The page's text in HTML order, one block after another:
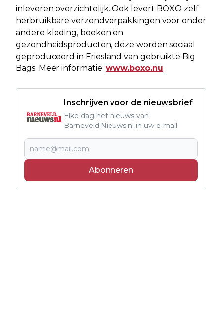
inleveren overzichtelijk. Ook levert BOXO zelf
herbruikbare verzendverpakkingen voor onder
andere kleding, boeken en
gezondheidsproducten, deze worden sociaal
geproduceerd in Friesland van gebruikte Big
Bags. Meer informatie: www.boxo.nu.
Inschrijven voor de nieuwsbrief
Elke dag het nieuws van
Barneveld.Nieuws.nl in uw e-mail.
Abonneren